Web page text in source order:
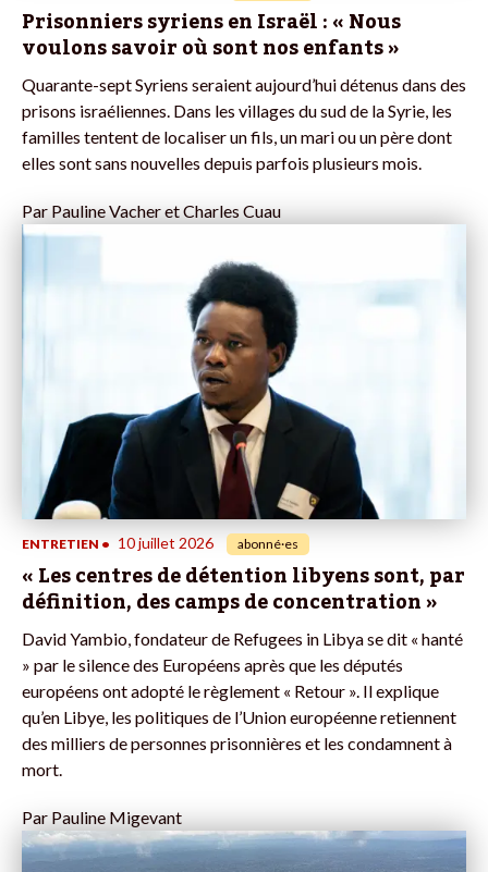
Prisonniers syriens en Israël : « Nous
voulons savoir où sont nos enfants »
Quarante-sept Syriens seraient aujourd’hui détenus dans des
prisons israéliennes. Dans les villages du sud de la Syrie, les
familles tentent de localiser un fils, un mari ou un père dont
elles sont sans nouvelles depuis parfois plusieurs mois.
Par Pauline Vacher et Charles Cuau
ENTRETIEN • 10 juillet 2026 abonné·es
« Les centres de détention libyens sont, par
définition, des camps de concentration »
David Yambio, fondateur de Refugees in Libya se dit « hanté
» par le silence des Européens après que les députés
européens ont adopté le règlement « Retour ». Il explique
qu’en Libye, les politiques de l’Union européenne retiennent
des milliers de personnes prisonnières et les condamnent à
mort.
Par Pauline Migevant